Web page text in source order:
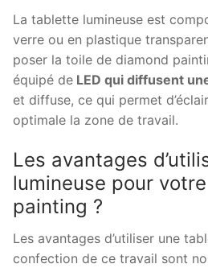
La tablette lumineuse est
verre ou en plastique
poser la toile de diamond
équipé de LED qui diffusent
et diffuse, ce qui permet
optimale la zone de travail.
Les avantages
lumineuse pour
painting ?
Les avantages d’utiliser une
confection de ce travail sont